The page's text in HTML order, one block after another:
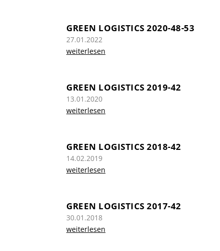
GREEN LOGISTICS 2020-48-53
27.01.2022
weiterlesen
GREEN LOGISTICS 2019-42
13.01.2020
weiterlesen
GREEN LOGISTICS 2018-42
14.02.2019
weiterlesen
GREEN LOGISTICS 2017-42
30.01.2018
weiterlesen